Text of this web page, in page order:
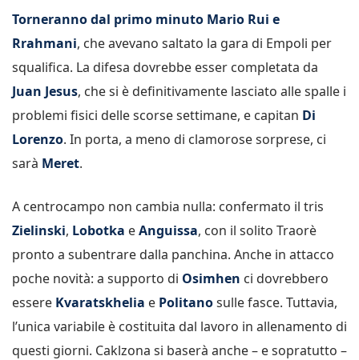
Torneranno dal primo minuto Mario Rui e
Rrahmani, che avevano saltato la gara di Empoli per
squalifica. La difesa dovrebbe esser completata da
Juan Jesus, che si è definitivamente lasciato alle spalle i
problemi fisici delle scorse settimane, e capitan Di
Lorenzo. In porta, a meno di clamorose sorprese, ci
sarà Meret.
A centrocampo non cambia nulla: confermato il tris
Zielinski, Lobotka eAnguissa, con il solito Traorè
pronto a subentrare dalla panchina. Anche in attacco
poche novità: a supporto di Osimhen ci dovrebbero
essere Kvaratskhelia e Politanosulle fasce. Tuttavia,
l’unica variabile è costituita dal lavoro in allenamento di
questi giorni. Caklzona si baserà anche – e sopratutto –